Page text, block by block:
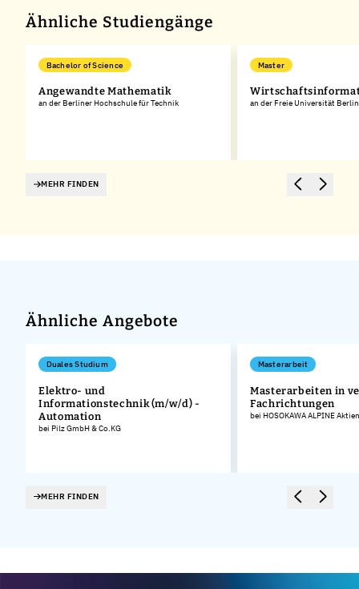
Ähnliche Studiengänge
Bachelor of Science
Angewandte Mathematik
an der Berliner Hochschule für Technik
Master
an der Freie Universität Berlin
MEHR FINDEN
Ähnliche Angebote
Duales Studium
Elektro- und
Informationstechnik (m/w/d) -
Automation
bei Pilz GmbH & Co.KG
Masterarbeit
Masterarbeiten in
Fachrichtungen
bei HOSOKAWA ALPINE
MEHR FINDEN